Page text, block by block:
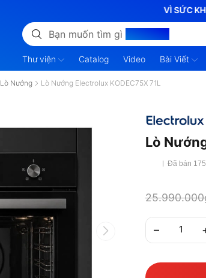
VÌ SỨC KHỎE VÀ
Bạn muốn tìm gì hôm nay?
Thư viện Catalog Video Bài Viết
Lò Nướng Lò Nướng Electrolux KODEC75X 71L
Lò
Đã bán
–